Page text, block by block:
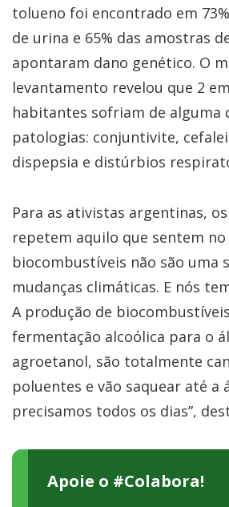
tolueno foi encontrado em
de urina e 65% das amostras
apontaram dano genético. O
levantamento revelou que 2
habitantes sofriam de alguma
patologias: conjuntivite,
dispepsia e distúrbios
Para as ativistas argentinas,
repetem aquilo que sentem
biocombustíveis não são uma
mudanças climáticas. E nós
A produção de
fermentação alcoólica para o
agroetanol, são totalmente
poluentes e vão saquear até a
precisamos todos os dias”,
Apoie o #Colabora!